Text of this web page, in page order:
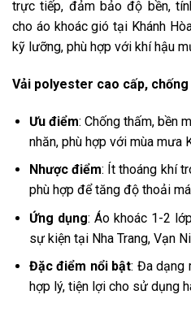
trực tiếp, đảm bảo độ bền,
cho áo khoác gió tại Khánh
kỹ lưỡng, phù hợp với khí hậu
Vải polyester cao cấp, chống
Ưu điểm: Chống thấm, bền
nhăn, phù hợp với mùa mưa
Nhược điểm: Ít thoáng khí
phù hợp để tăng độ thoải
Ứng dụng: Áo khoác 1-2
sự kiện tại Nha Trang, Vạn
Đặc điểm nổi bật: Đa dạng
hợp lý, tiện lợi cho sử dụng